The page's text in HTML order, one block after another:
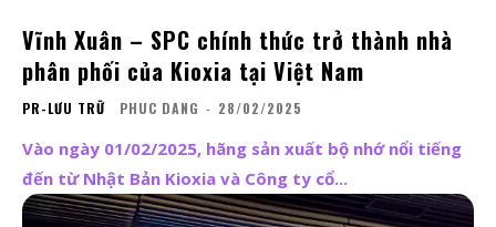
Vĩnh Xuân – SPC chính thức trở thành nhà
phân phối của Kioxia tại Việt Nam
PR-LƯU TRỮ PHUC DANG - 28/02/2025
Vào ngày 01/02/2025, hãng sản xuất bộ nhớ nổi tiếng
đến từ Nhật Bản Kioxia và Công ty cổ...